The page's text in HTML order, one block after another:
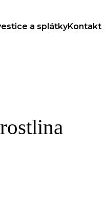
a splátkyKontakt